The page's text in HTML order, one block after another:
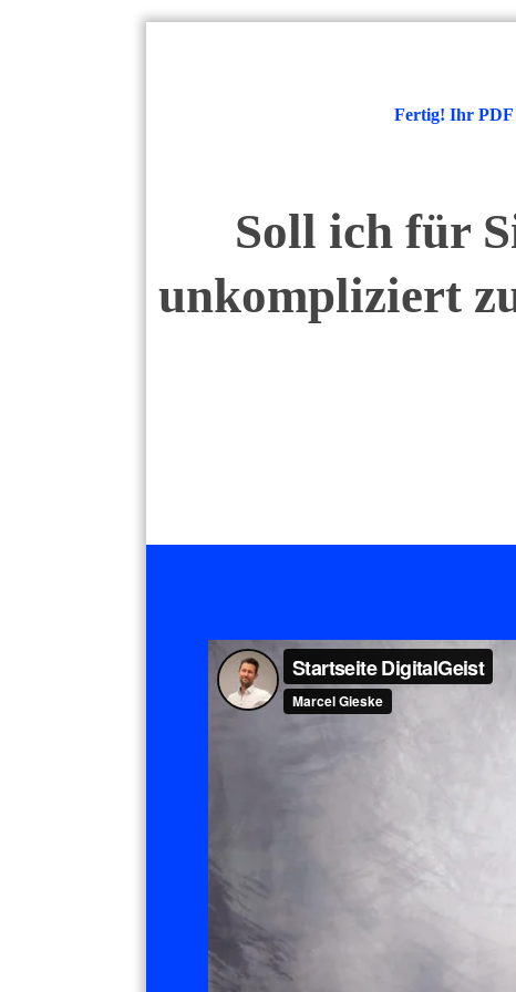
Fertig! Ihr
Soll ich für
unkompliziert